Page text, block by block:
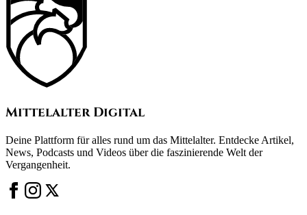
Mittelalter Digital
Deine Plattform für alles rund um das Mittelalter. Entdecke Artikel,
News, Podcasts und Videos über die faszinierende Welt der
Vergangenheit.